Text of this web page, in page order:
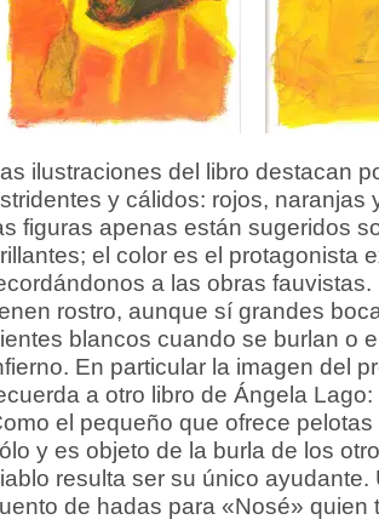
ilustraciones del libro destacan
y cálidos: rojos, naranjas
figuras apenas están sugeridos
el color es el protagonista
a las obras
rostro, aunque sí grandes
blancos cuando se burlan o
En particular la imagen del
a otro libro de Ángela Lago:
el pequeño que ofrece
y es objeto de la burla de los
resulta ser su único ayudante.
de hadas para «Nosé» quien